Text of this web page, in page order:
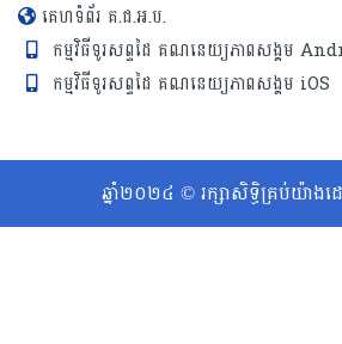
គេហទំព័រ គ.ជ.អ.ប.
កម្មវិធីទូរសព្ទដៃ គណនេយ្យភាពសង្គម
កម្មវិធីទូរសព្ទដៃ គណនេយ្យភាពសង្គម iOS
ឆ្នាំ២០២៤ © រក្សាសិទ្ធិគ្រប់យ៉ា